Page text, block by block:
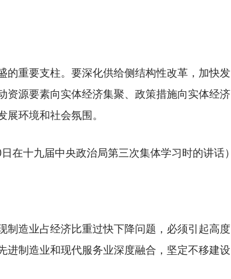
重要支柱。要深化供给侧结构性改革，加快发
资源要素向实体经济集聚、政策措施向实体经济
环境和社会氛围。
日在十九届中央政治局第三次集体学习时的讲话）
造业占经济比重过快下降问题，必须引起高度
制造业和现代服务业深度融合，坚定不移建设